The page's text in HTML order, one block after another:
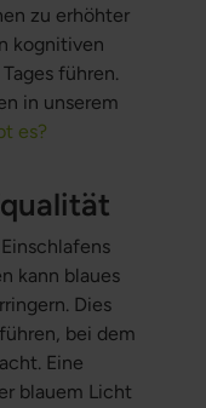
zu erhöhter
kognitiven
führen.
in unserem
es?
kann blaues
Dies
bei dem
Eine
blauem Licht